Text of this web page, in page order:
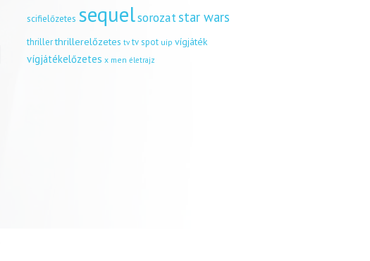
scifielőzetes sequelsorozatstar wars
thrillerthrillerelőzetes tv tv spot uip vígjáték
vígjátékelőzetes x men életrajz